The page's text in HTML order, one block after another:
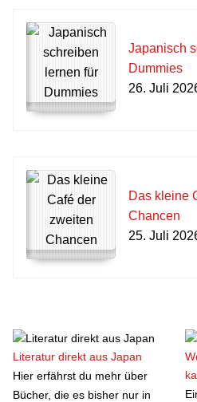
Japanisch
Dummies
26. Juli
Das kleine
Chancen
25. Juli
Literatur direkt aus Japan
Hier erfährst du mehr über
Bücher, die es bisher nur in